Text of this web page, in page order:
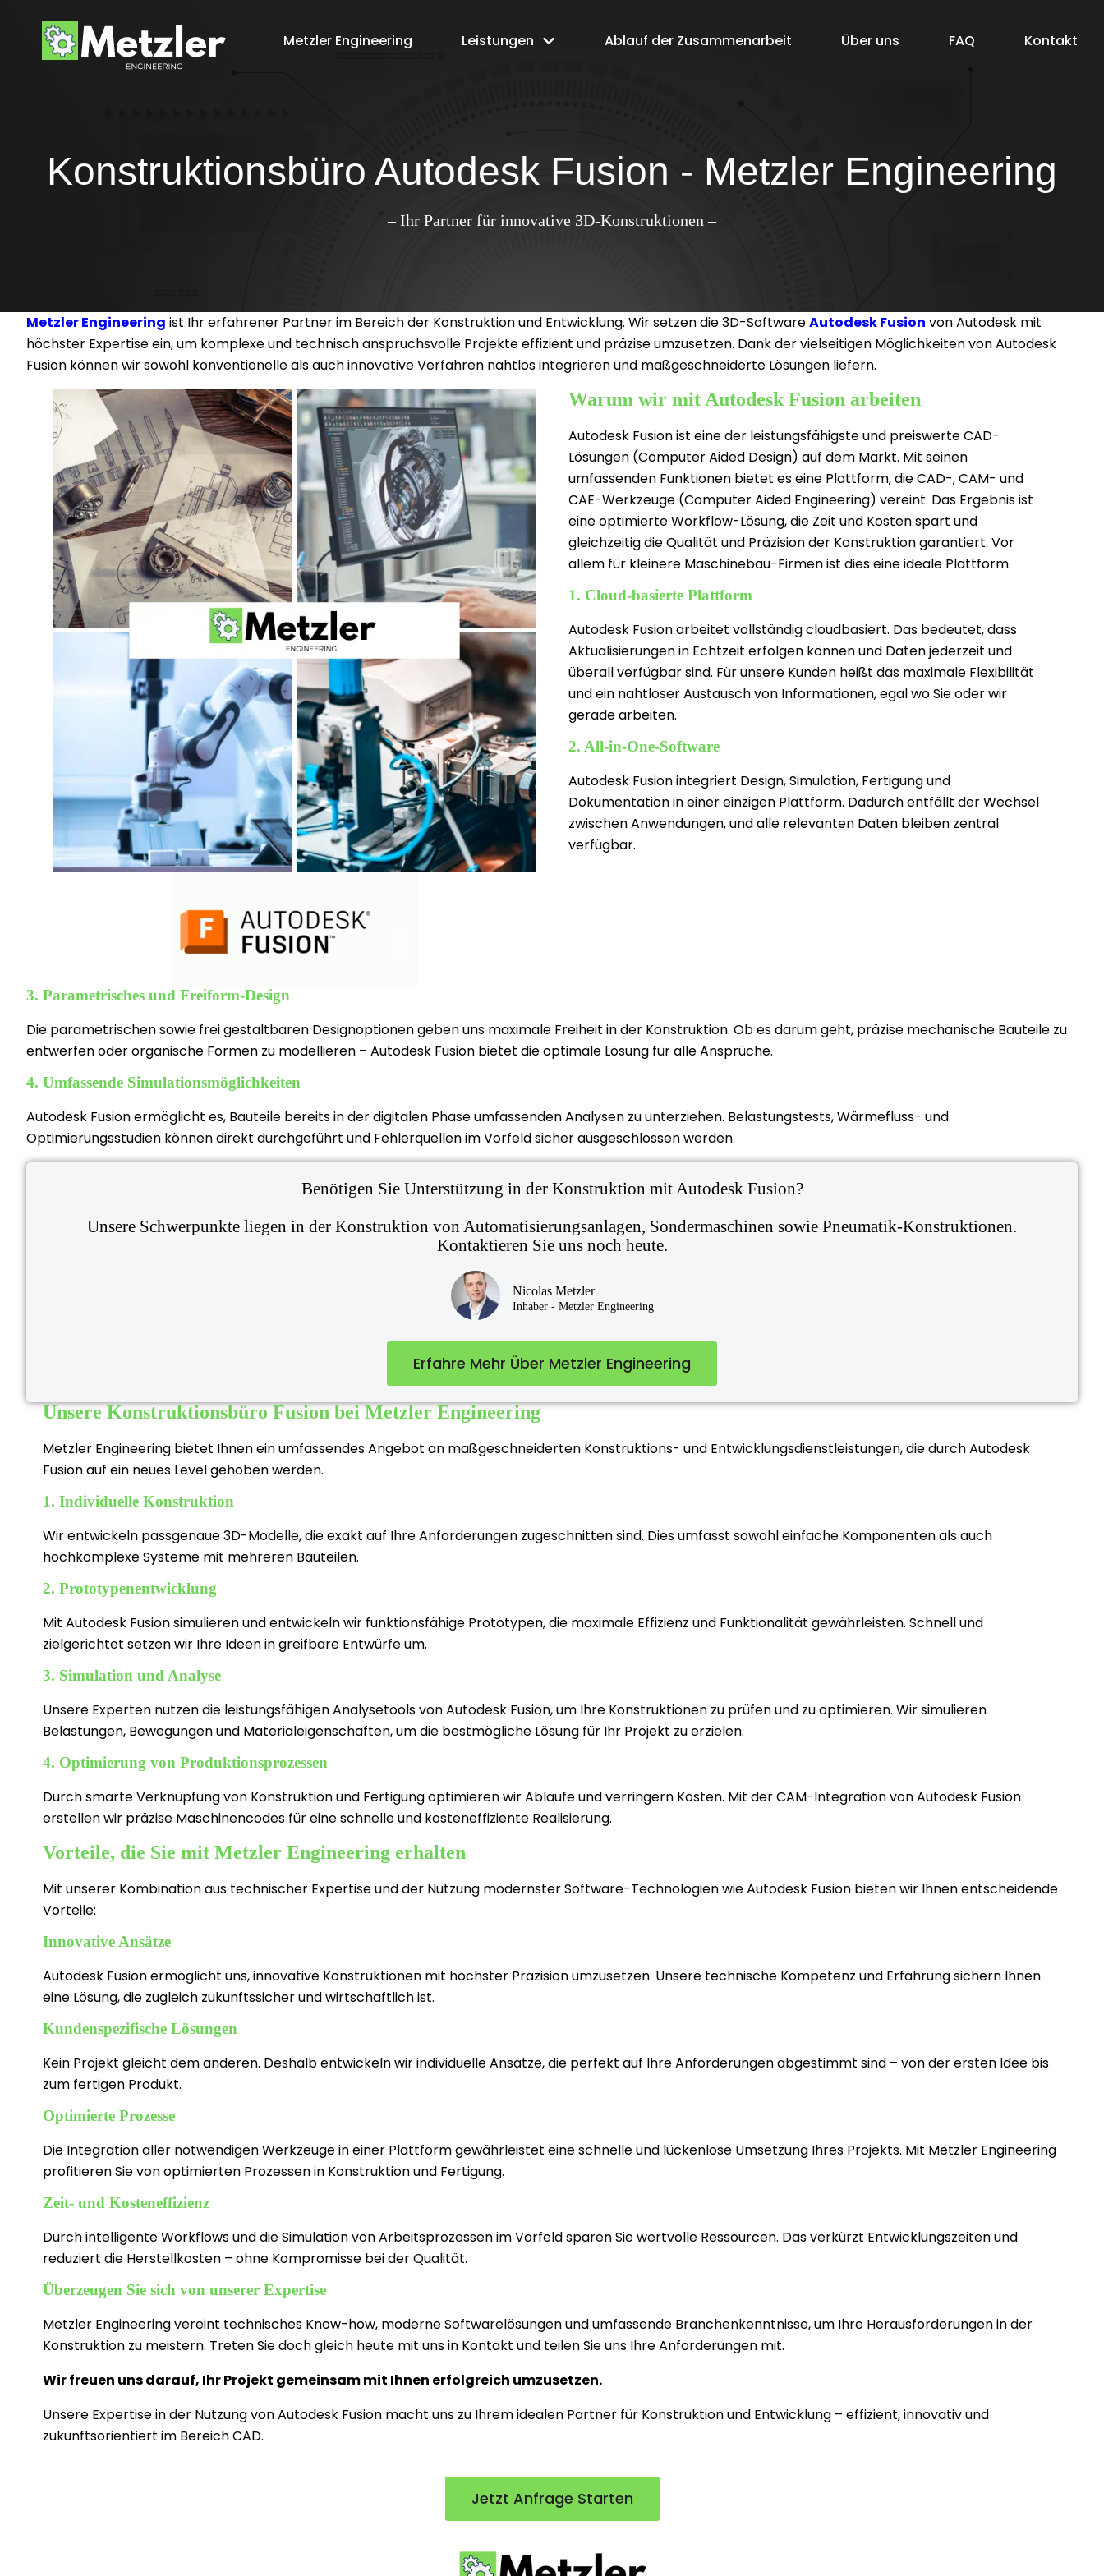
Metzler Engineering Leistungen Ablauf der Zusammenarbeit Über uns FAQ Kontakt
Konstruktionsbüro Autodesk Fusion - Metzler Engineering
– Ihr Partner für innovative 3D-Konstruktionen –
Metzler Engineering ist Ihr erfahrener Partner im Bereich der Konstruktion und Entwicklung. Wir setzen die 3D-SoftwareAutodesk Fusion von Autodesk mit
höchster Expertise ein, um komplexe und technisch anspruchsvolle Projekte effizient und präzise umzusetzen. Dank der vielseitigen Möglichkeiten von Autodesk
Fusion können wir sowohl konventionelle als auch innovative Verfahren nahtlos integrieren und maßgeschneiderte Lösungen liefern.
Warum wir mit Autodesk Fusion arbeiten
Autodesk Fusion ist eine der leistungsfähigste und preiswerte CAD-
Lösungen (Computer Aided Design) auf dem Markt. Mit seinen
umfassenden Funktionen bietet es eine Plattform, die CAD-, CAM- und
CAE-Werkzeuge (Computer Aided Engineering) vereint. Das Ergebnis ist
eine optimierte Workflow-Lösung, die Zeit und Kosten spart und
gleichzeitig die Qualität und Präzision der Konstruktion garantiert. Vor
allem für kleinere Maschinebau-Firmen ist dies eine ideale Plattform.
1. Cloud-basierte Plattform
Autodesk Fusion arbeitet vollständig cloudbasiert. Das bedeutet, dass
Aktualisierungen in Echtzeit erfolgen können und Daten jederzeit und
überall verfügbar sind. Für unsere Kunden heißt das maximale Flexibilität
und ein nahtloser Austausch von Informationen, egal wo Sie oder wir
gerade arbeiten.
2. All-in-One-Software
Autodesk Fusion integriert Design, Simulation, Fertigung und
Dokumentation in einer einzigen Plattform. Dadurch entfällt der Wechsel
zwischen Anwendungen, und alle relevanten Daten bleiben zentral
verfügbar.
3. Parametrisches und Freiform-Design
Die parametrischen sowie frei gestaltbaren Designoptionen geben uns maximale Freiheit in der Konstruktion. Ob es darum geht, präzise mechanische Bauteile zu
entwerfen oder organische Formen zu modellieren – Autodesk Fusion bietet die optimale Lösung für alle Ansprüche.
4. Umfassende Simulationsmöglichkeiten
Autodesk Fusion ermöglicht es, Bauteile bereits in der digitalen Phase umfassenden Analysen zu unterziehen. Belastungstests, Wärmefluss- und
Optimierungsstudien können direkt durchgeführt und Fehlerquellen im Vorfeld sicher ausgeschlossen werden.
Benötigen Sie Unterstützung in der Konstruktion mit Autodesk Fusion?
Unsere Schwerpunkte liegen in der Konstruktion von Automatisierungsanlagen, Sondermaschinen sowie Pneumatik-Konstruktionen.
Kontaktieren Sie uns noch heute.
Nicolas Metzler
Inhaber - Metzler Engineering
Erfahre Mehr Über Metzler Engineering
Unsere Konstruktionsbüro Fusion bei Metzler Engineering
Metzler Engineering bietet Ihnen ein umfassendes Angebot an maßgeschneiderten Konstruktions- und Entwicklungsdienstleistungen, die durch Autodesk
Fusion auf ein neues Level gehoben werden.
1. Individuelle Konstruktion
Wir entwickeln passgenaue 3D-Modelle, die exakt auf Ihre Anforderungen zugeschnitten sind. Dies umfasst sowohl einfache Komponenten als auch
hochkomplexe Systeme mit mehreren Bauteilen.
2. Prototypenentwicklung
Mit Autodesk Fusion simulieren und entwickeln wir funktionsfähige Prototypen, die maximale Effizienz und Funktionalität gewährleisten. Schnell und
zielgerichtet setzen wir Ihre Ideen in greifbare Entwürfe um.
3. Simulation und Analyse
Unsere Experten nutzen die leistungsfähigen Analysetools von Autodesk Fusion, um Ihre Konstruktionen zu prüfen und zu optimieren. Wir simulieren
Belastungen, Bewegungen und Materialeigenschaften, um die bestmögliche Lösung für Ihr Projekt zu erzielen.
4. Optimierung von Produktionsprozessen
Durch smarte Verknüpfung von Konstruktion und Fertigung optimieren wir Abläufe und verringern Kosten. Mit der CAM-Integration von Autodesk Fusion
erstellen wir präzise Maschinencodes für eine schnelle und kosteneffiziente Realisierung.
Vorteile, die Sie mit Metzler Engineering erhalten
Mit unserer Kombination aus technischer Expertise und der Nutzung modernster Software-Technologien wie Autodesk Fusion bieten wir Ihnen entscheidende
Vorteile:
Innovative Ansätze
Autodesk Fusion ermöglicht uns, innovative Konstruktionen mit höchster Präzision umzusetzen. Unsere technische Kompetenz und Erfahrung sichern Ihnen
eine Lösung, die zugleich zukunftssicher und wirtschaftlich ist.
Kundenspezifische Lösungen
Kein Projekt gleicht dem anderen. Deshalb entwickeln wir individuelle Ansätze, die perfekt auf Ihre Anforderungen abgestimmt sind – von der ersten Idee bis
zum fertigen Produkt.
Optimierte Prozesse
Die Integration aller notwendigen Werkzeuge in einer Plattform gewährleistet eine schnelle und lückenlose Umsetzung Ihres Projekts. Mit Metzler Engineering
profitieren Sie von optimierten Prozessen in Konstruktion und Fertigung.
Zeit- und Kosteneffizienz
Durch intelligente Workflows und die Simulation von Arbeitsprozessen im Vorfeld sparen Sie wertvolle Ressourcen. Das verkürzt Entwicklungszeiten und
reduziert die Herstellkosten – ohne Kompromisse bei der Qualität.
Überzeugen Sie sich von unserer Expertise
Metzler Engineering vereint technisches Know-how, moderne Softwarelösungen und umfassende Branchenkenntnisse, um Ihre Herausforderungen in der
Konstruktion zu meistern. Treten Sie doch gleich heute mit uns in Kontakt und teilen Sie uns Ihre Anforderungen mit.
Wir freuen uns darauf, Ihr Projekt gemeinsam mit Ihnen erfolgreich umzusetzen.
Unsere Expertise in der Nutzung von Autodesk Fusion macht uns zu Ihrem idealen Partner für Konstruktion und Entwicklung – effizient, innovativ und
zukunftsorientiert im Bereich CAD.
Jetzt Anfrage Starten